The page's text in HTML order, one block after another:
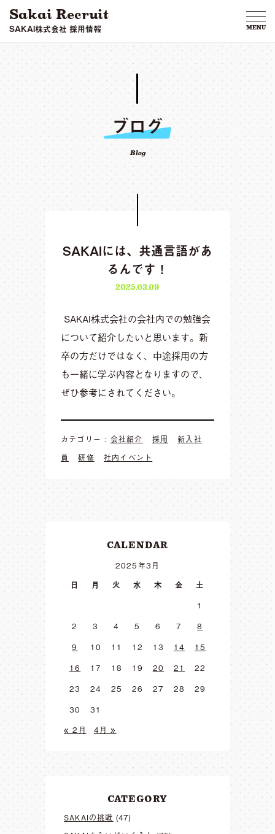
Sakai Recruit
SAKAI株式会社 採用情報 MENU
ブログ
Blog
SAKAIには、共通言語があ
るんです！
2025.03.09
SAKAI株式会社の会社内での勉強会
について紹介したいと思います。新
卒の方だけではなく、中途採用の方
も一緒に学ぶ内容となりますので、
ぜひ参考にされてください。
カテゴリー : 会社紹介 採用
新入社
員
研修 社内イベント
CALENDAR
2025年3月
日
月 火 水 木 金
土
1
2
3 4 5 6 7
8
9
10 11 12 13 14
15
16
17 18 19 20 21
22
23
24 25 26 27 28
29
30
31
« 2月
4月 »
CATEGORY
SAKAIの挑戦 (47)